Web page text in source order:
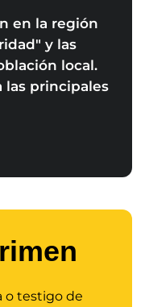
en la región
y las
local.
las principales
o testigo de